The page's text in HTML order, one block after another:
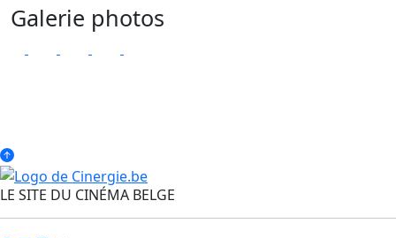
Galerie photos
LE SITE DU CINÉMA BELGE